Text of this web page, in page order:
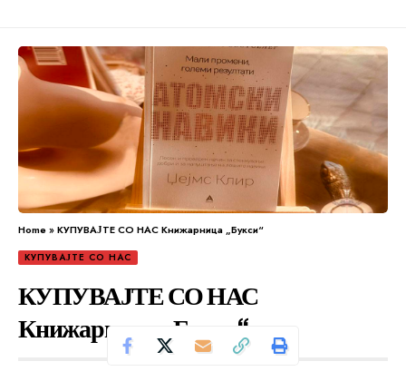
Home»КУПУВАЈТЕ СО НАС Книжарница „Букси“
КУПУВАЈТЕ СО НАС
КУПУВАЈТЕ СО НАС
Книжарница „Букси“